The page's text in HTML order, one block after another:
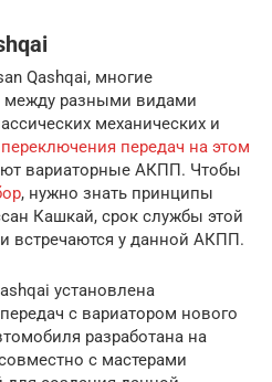
Qashqai, многие
между разными видами
механических и
переключения передач на этом
вариаторные АКПП. Чтобы
, нужно знать принципы
Кашкай, срок службы этой
встречаются у данной АКПП.
установлена
с вариатором нового
разработана на
с мастерами